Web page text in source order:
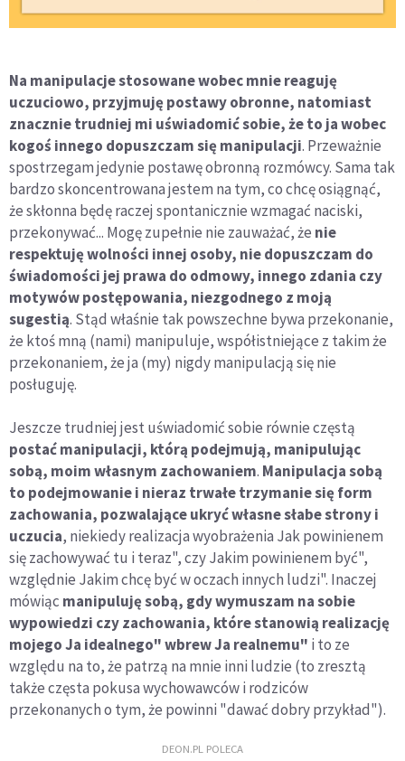
Na manipulacje stosowane wobec mnie reaguję
uczuciowo, przyjmuję postawy obronne, natomiast
znacznie trudniej mi uświadomić sobie, że to ja wobec
kogoś innego dopuszczam się manipulacji. Przeważnie
spostrzegam jedynie postawę obronną rozmówcy. Sama tak
bardzo skoncentrowana jestem na tym, co chcę osiągnąć,
że skłonna będę raczej spontanicznie wzmagać naciski,
przekonywać... Mogę zupełnie nie zauważać, że nie
respektuję wolności innej osoby, nie dopuszczam do
świadomości jej prawa do odmowy, innego zdania czy
motywów postępowania, niezgodnego z moją
sugestią. Stąd właśnie tak powszechne bywa przekonanie,
że ktoś mną (nami) manipuluje, współistniejące z takim że
przekonaniem, że ja (my) nigdy manipulacją się nie
posługuję.
Jeszcze trudniej jest uświadomić sobie równie częstą
postać manipulacji, którą podejmują, manipulując
sobą, moim własnym zachowaniem. Manipulacja sobą
to podejmowanie i nieraz trwałe trzymanie się form
zachowania, pozwalające ukryć własne słabe strony i
uczucia, niekiedy realizacja wyobrażenia Jak powinienem
się zachowywać tu i teraz", czy Jakim powinienem być",
względnie Jakim chcę być w oczach innych ludzi". Inaczej
mówiąc manipuluję sobą, gdy wymuszam na sobie
wypowiedzi czy zachowania, które stanowią realizację
mojego Ja idealnego" wbrew Ja realnemu" i to ze
względu na to, że patrzą na mnie inni ludzie (to zresztą
także częsta pokusa wychowawców i rodziców
przekonanych o tym, że powinni "dawać dobry przykład").
DEON.PL POLECA